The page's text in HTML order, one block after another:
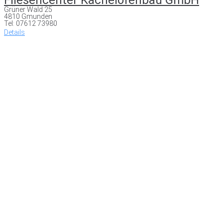
Grüner Wald 25
4810 Gmunden
Tel: 07612 73980
Details